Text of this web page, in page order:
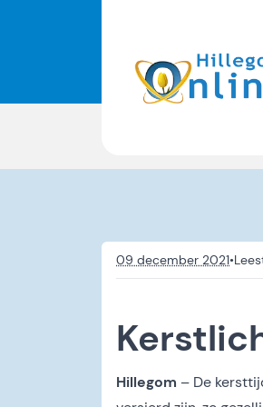
09 december 2021•
Hillegom – De